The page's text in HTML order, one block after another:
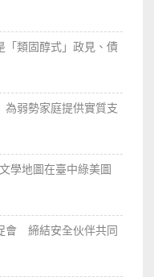
類固醇式」政見、債
弱勢家庭提供實質支
學地圖在臺中綠美圖
會 締結安全伙伴共同